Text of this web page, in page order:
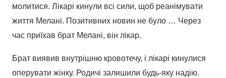
молитися. Лікарі кинули всі сили, щоб реанімувати
життя Мелані. Позитивних новин не було … Через
час приїхав брат Мелані, він лікар.
Брат виявив внутрішню кровотечу, і лікарі кинулися
оперувати жінку. Родичі залишили будь-яку надію.